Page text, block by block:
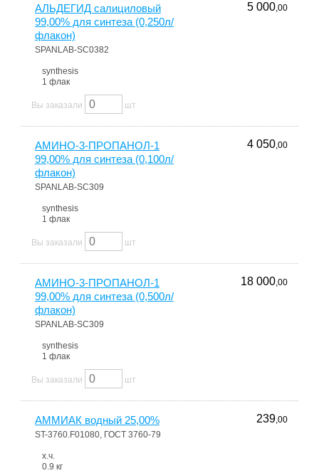
АЛЬДЕГИД салициловый
99,00% для синтеза (0,250л/
флакон)
SPANLAB-SC0382
synthesis
1 флак
5 000,00
Вы заказали шт
АМИНО-3-ПРОПАНОЛ-1
99,00% для синтеза (0,100л/
флакон)
SPANLAB-SC309
synthesis
1 флак
4 050,00
Вы заказали шт
АМИНО-3-ПРОПАНОЛ-1
99,00% для синтеза (0,500л/
флакон)
SPANLAB-SC309
synthesis
1 флак
18 000,00
Вы заказали шт
АММИАК водный 25,00%
ST-3760.F01080, ГОСТ 3760-79
х.ч.
0.9 кг
239,00